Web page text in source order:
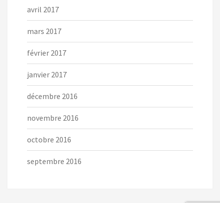
avril 2017
mars 2017
février 2017
janvier 2017
décembre 2016
novembre 2016
octobre 2016
septembre 2016